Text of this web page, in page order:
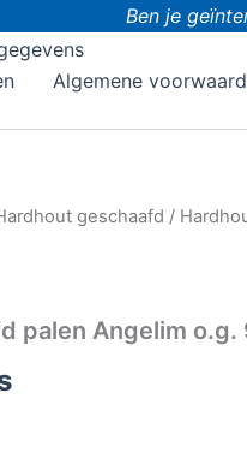
Ben je
Algemene
geschaafd /
palen Angelim